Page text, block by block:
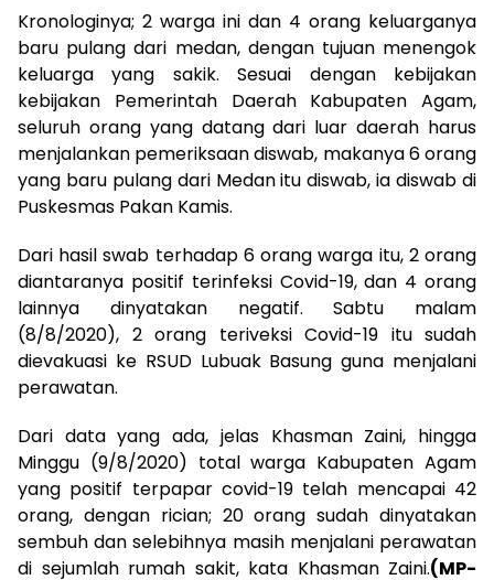
Kronologinya; 2 warga ini dan 4 orang keluarganya
baru pulang dari medan, dengan tujuan menengok
keluarga yang sakik. Sesuai dengan kebijakan
kebijakan Pemerintah Daerah Kabupaten Agam,
seluruh orang yang datang dari luar daerah harus
menjalankan pemeriksaan diswab, makanya 6 orang
yang baru pulang dari Medan itu diswab, ia diswab di
Puskesmas Pakan Kamis.
Dari hasil swab terhadap 6 orang warga itu, 2 orang
diantaranya positif terinfeksi Covid-19, dan 4 orang
lainnya dinyatakan negatif. Sabtu malam
(8/8/2020), 2 orang teriveksi Covid-19 itu sudah
dievakuasi ke RSUD Lubuak Basung guna menjalani
perawatan.
Dari data yang ada, jelas Khasman Zaini, hingga
Minggu (9/8/2020) total warga Kabupaten Agam
yang positif terpapar covid-19 telah mencapai 42
orang, dengan rician; 20 orang sudah dinyatakan
sembuh dan selebihnya masih menjalani perawatan
di sejumlah rumah sakit, kata Khasman Zaini.(MP-